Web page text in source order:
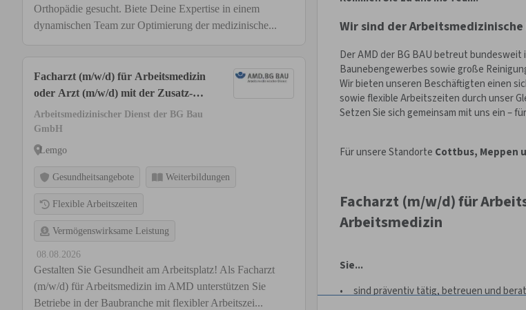
Orthopädie gesucht. Biete Deine Expertise in einem
dynamischen Team zur Optimierung der medizinische...
Facharzt (m/w/d) für Arbeitsmedizin
oder Arzt (m/w/d) mit der Zusatz-
Weiterbildung Betriebsmedizin
Arbeitsmedizinischer Dienst der BG Bau
GmbH
Lemgo
Gesundheitsangebote Weiterbildungen
Flexible Arbeitszeiten
Vermögenswirksame Leistung
08.08.2026
Gestalten Sie Gesundheit am Arbeitsplatz! Als Facharzt
(m/w/d) für Arbeitsmedizin im AMD unterstützen Sie
Betriebe in der Baubranche mit flexibler Arbeitszei...